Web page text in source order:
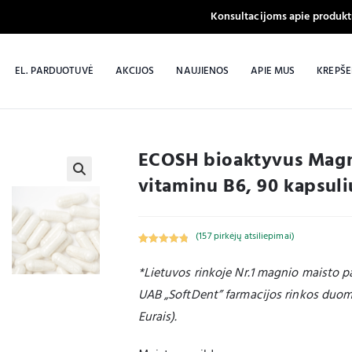
Konsultacijoms apie
EL. PARDUOTUVĖ AKCIJOS NAUJIENOS APIE MUS
ECOSH bioaktyvus
vitaminu B6, 90
:4.93
iš 5
įvertinimų:)
(157pirkėjų atsiliepimai)
*Lietuvos rinkoje Nr.1 magnio maisto
UAB „SoftDent” farmacijos rinkos
Eurais).